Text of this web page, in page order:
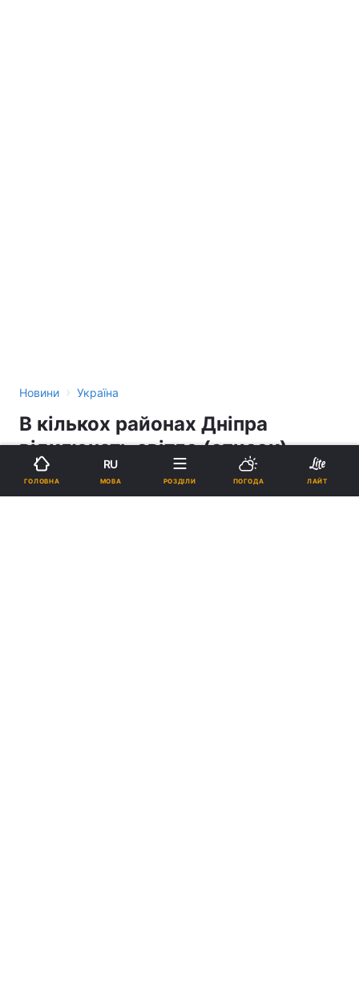
Новини › Україна
В кількох районах Дніпра
відключать світло (список)
ГОЛОВНА
RU
МОВА РОЗДІЛИ ПОГОДА ЛАЙТ